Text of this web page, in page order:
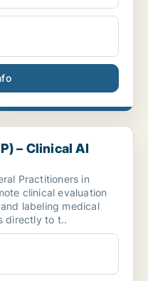
AI Evaluation...
– Clinical AI
Practitioners in
clinical evaluation
labeling medical
directly to t..